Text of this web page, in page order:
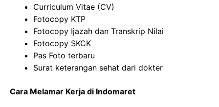
Curriculum Vitae (CV)
Fotocopy KTP
Fotocopy Ijazah dan Transkrip Nilai
Fotocopy SKCK
Pas Foto terbaru
Surat keterangan sehat dari dokter
Cara Melamar Kerja di Indomaret